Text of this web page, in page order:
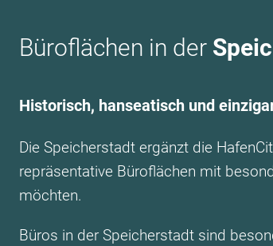
Büroflächen in der
Historisch, hanseatisch und
Die Speicherstadt ergänzt die
repräsentative Büroflächen mit
möchten.
Büros in der Speicherstadt sind